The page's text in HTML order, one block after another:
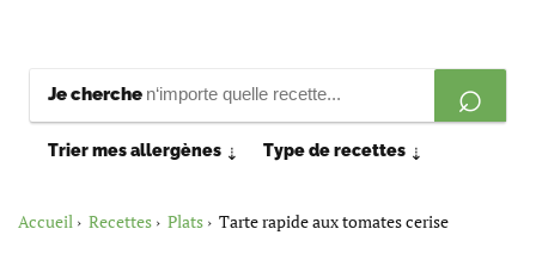
Je cherche
Trier mes allergènes ⇣ Type de recettes ⇣
Accueil Recettes Plats Tarte rapide aux tomates cerise